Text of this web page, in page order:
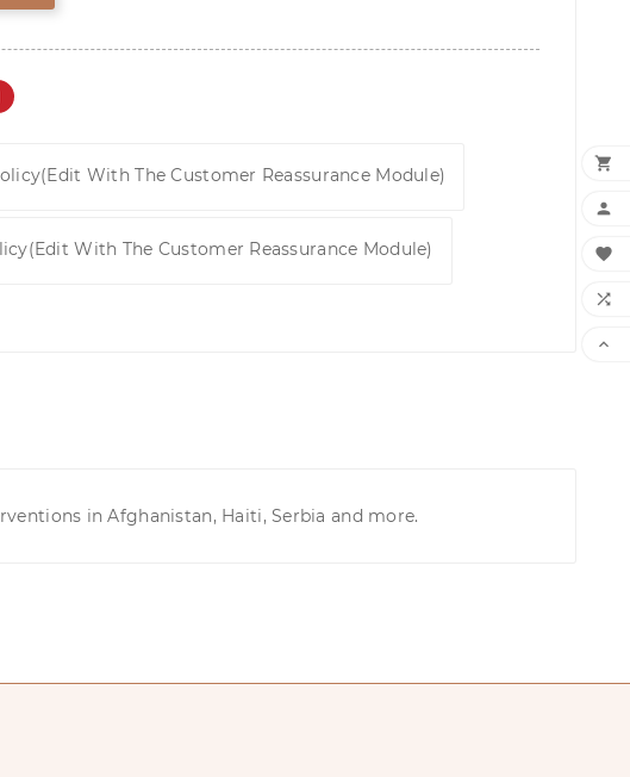
(edit With The Customer Reassurance Module)
(edit With The Customer Reassurance Module)
in Afghanistan, Haiti, Serbia and more.




